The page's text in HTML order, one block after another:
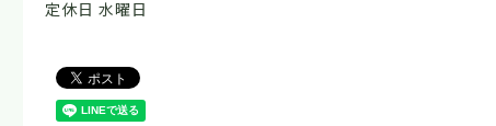
定休日 水曜日